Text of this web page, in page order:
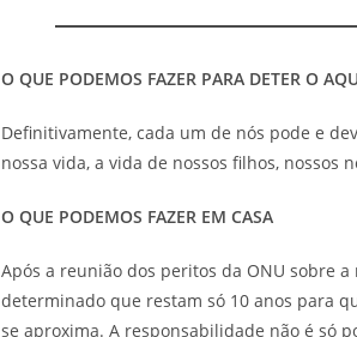
O QUE PODEMOS FAZER PARA DETER O
Definitivamente, cada um de nós pode e
nossa vida, a vida de nossos filhos, nossos
O QUE PODEMOS FAZER EM CASA
Após a reunião dos peritos da ONU sobre
determinado que restam só 10 anos para
se aproxima. A responsabilidade não é só